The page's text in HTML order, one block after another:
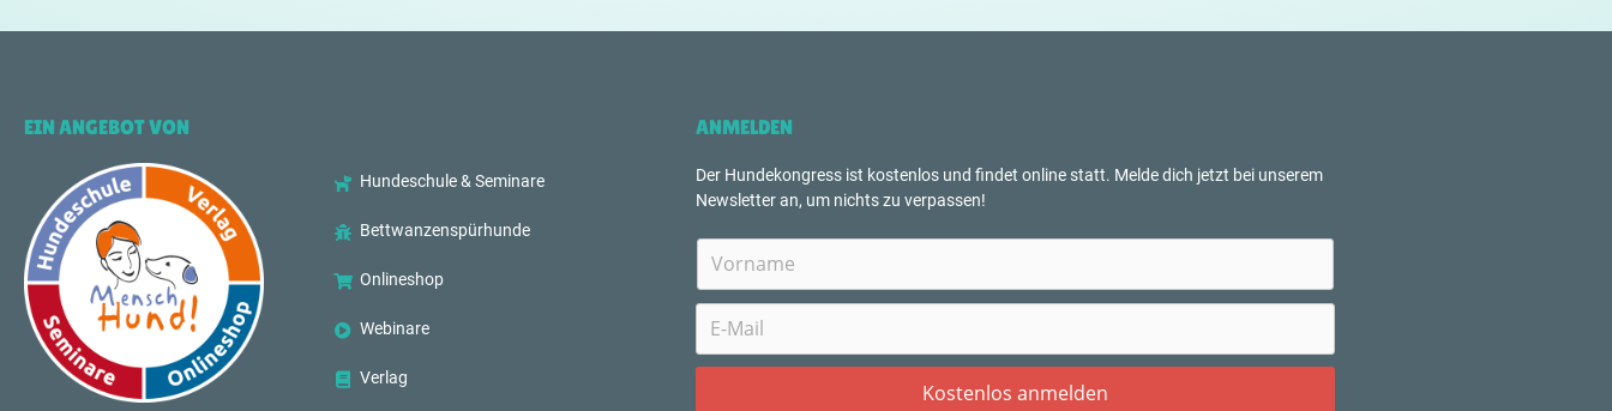
EIN ANGEBOT VON
Hundeschule & Seminare
Bettwanzenspürhunde
Onlineshop
Webinare
Verlag
ANMELDEN
Der Hundekongress ist kostenlos und findet online statt. Melde dich jetzt bei unserem
Newsletter an, um nichts zu verpassen!